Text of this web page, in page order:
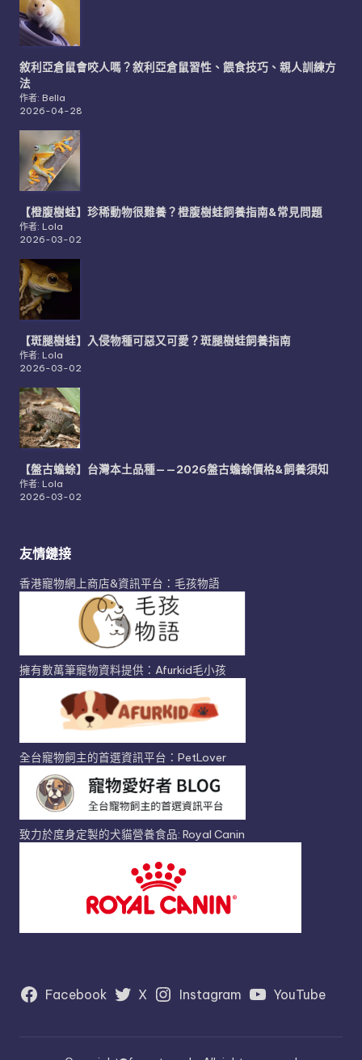
敘利亞倉鼠會咬人嗎？敘利亞倉鼠習性、餵食技巧、親人訓練方
法
作者: Bella
2026-04-28
【橙腹樹蛙】珍稀動物很難養？橙腹樹蛙飼養指南&常見問題
作者: Lola
2026-03-02
【斑腿樹蛙】入侵物種可惡又可愛？斑腿樹蛙飼養指南
作者: Lola
2026-03-02
【盤古蟾蜍】台灣本土品種——2026盤古蟾蜍價格&飼養須知
作者: Lola
2026-03-02
友情鏈接
香港寵物網上商店&資訊平台：毛孩物語
擁有數萬筆寵物資料提供：Afurkid毛小孩
全台寵物飼主的首選資訊平台：PetLover
致力於度身定製的犬貓營養食品: Royal Canin
Facebook X Instagram YouTube